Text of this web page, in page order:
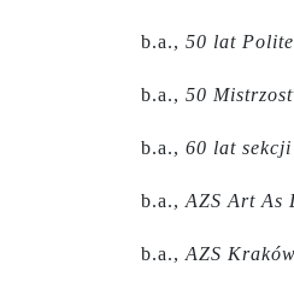
b.a., 50 lat
b.a., 50
b.a., 60 lat
b.a., AZS Art As
b.a., AZS